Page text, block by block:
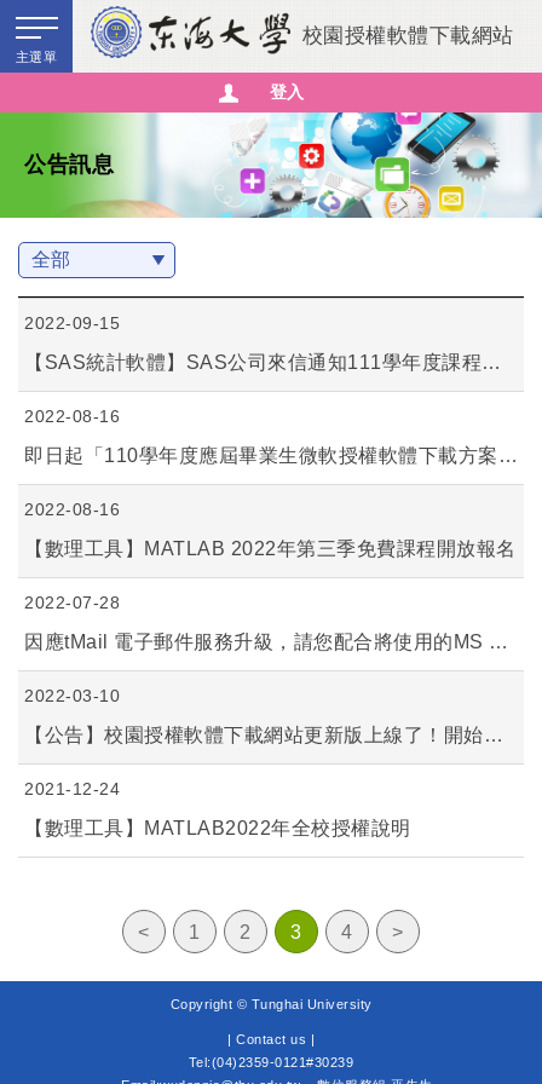
主選單
校園授權軟體下載網站
登入
尚未登入
公告訊息
校園軟體使用手冊、授權軟體與授權影片下載
微軟校園授權方案
軟體安裝與驗證
教學資源
自由軟體
公告訊息
2022-09-15
【SAS統計軟體】SAS公司來信通知111學年度課程與教學學習資源
2022-08-16
即日起「110學年度應屆畢業生微軟授權軟體下載方案」之OnTheHub網站登入帳號改為個別申請制
2022-08-16
【數理工具】MATLAB 2022年第三季免費課程開放報名
2022-07-28
因應tMail 電子郵件服務升級，請您配合將使用的MS Office升級到2013之後版本
2022-03-10
【公告】校園授權軟體下載網站更新版上線了！開始使用請按左上方【主選單】
2021-12-24
【數理工具】MATLAB2022年全校授權說明
< 1 2 3 4 >
Copyright © Tunghai University
| Contact us |
Tel:(04)2359-0121#30239